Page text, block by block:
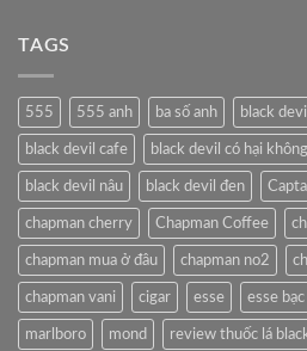
with
Gallery
TAGS
555 555 anh ba số anh black devil
black devil cafe black devil có hại không
black devil nâu black devil đen
chapman cherry Chapman Coffee
chapman mua ở đâu chapman no2
chapman vani cigar esse esse bạc
marlboro mond review thuốc lá